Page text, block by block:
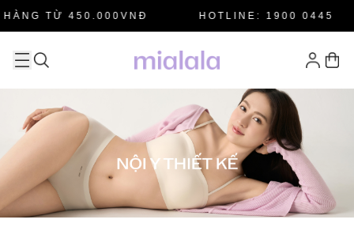
TỪ 450.000VNĐ HOTLINE: 1900 0445